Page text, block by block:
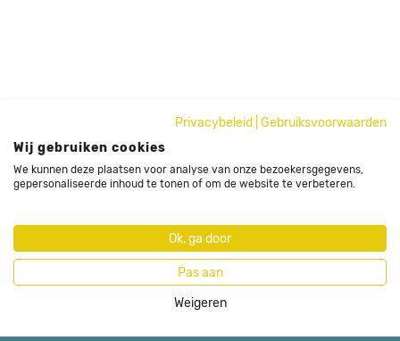
Privacybeleid
Gebruiksvoorwaarden
Wij gebruiken cookies
We kunnen deze plaatsen voor analyse van onze bezoekersgegevens,
gepersonaliseerde inhoud te tonen of om de website te verbeteren.
Ok, ga door
Pas aan
Weigeren